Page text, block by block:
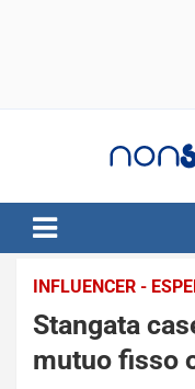
INFLUENCER -
Stangata
mutuo fisso